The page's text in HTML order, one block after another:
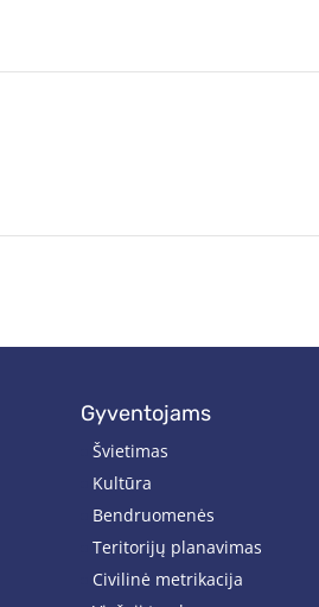
gyventojams
Švietimas
Kultūra
Bendruomenės
Teritorijų planavimas
Civilinė metrikacija